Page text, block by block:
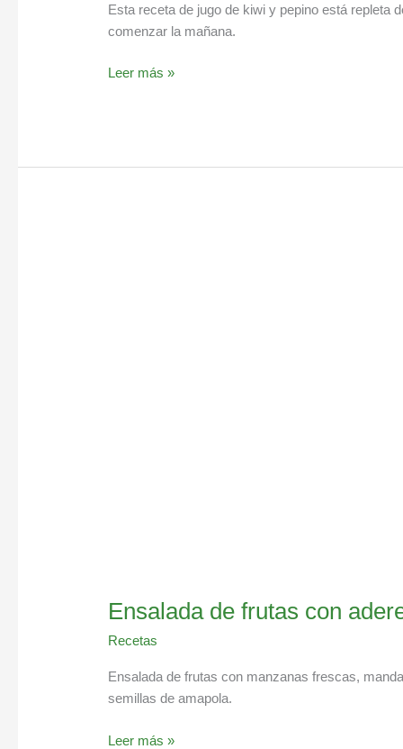
Esta receta de jugo de kiwi y pepino está repleta
comenzar la mañana.
Leer más »
Ensalada de frutas con
Recetas
Ensalada de frutas con manzanas frescas,
semillas de amapola.
Leer más »